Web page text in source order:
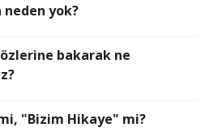
yok?
bakarak ne
"Bizim Hikaye" mi?